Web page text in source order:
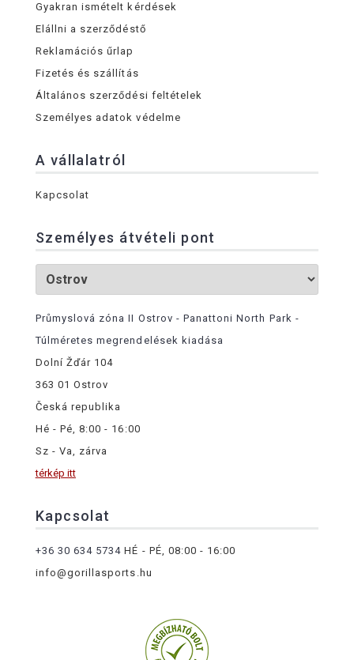
Gyakran ismételt kérdések
Elállni a szerződéstő
Reklamációs űrlap
Fizetés és szállítás
Általános szerződési feltételek
Személyes adatok védelme
A vállalatról
Kapcsolat
Személyes átvételi pont
Průmyslová zóna II Ostrov - Panattoni North Park -
Túlméretes megrendelések kiadása
Dolní Žďár 104
363 01 Ostrov
Česká republika
Hé - Pé, 8:00 - 16:00
Sz - Va, zárva
térkép itt
Kapcsolat
+36 30 634 5734 HÉ - PÉ, 08:00 - 16:00
info@gorillasports.hu